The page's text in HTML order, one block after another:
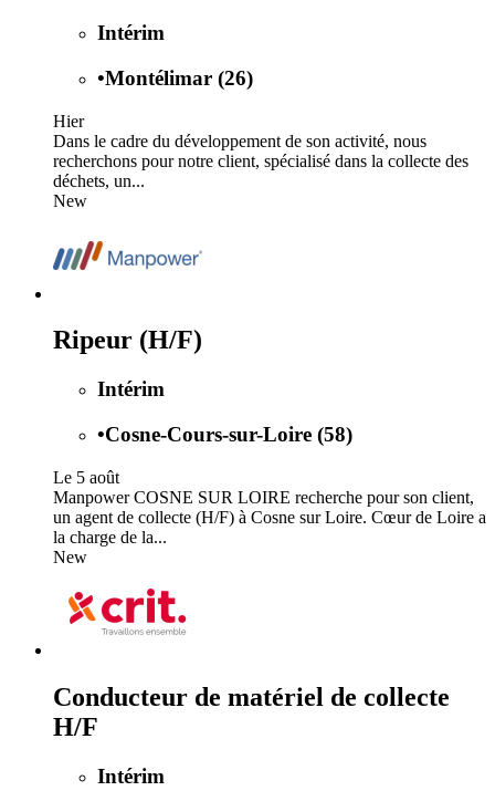
Intérim
•Montélimar (26)
Hier
Dans le cadre du développement de son activité, nous
recherchons pour notre client, spécialisé dans la collecte des
déchets, un...
New
Ripeur (H/F)
Intérim
•Cosne-Cours-sur-Loire (58)
Le 5 août
Manpower COSNE SUR LOIRE recherche pour son client,
un agent de collecte (H/F) à Cosne sur Loire. Cœur de Loire a
la charge de la...
New
Conducteur de matériel de collecte
H/F
Intérim